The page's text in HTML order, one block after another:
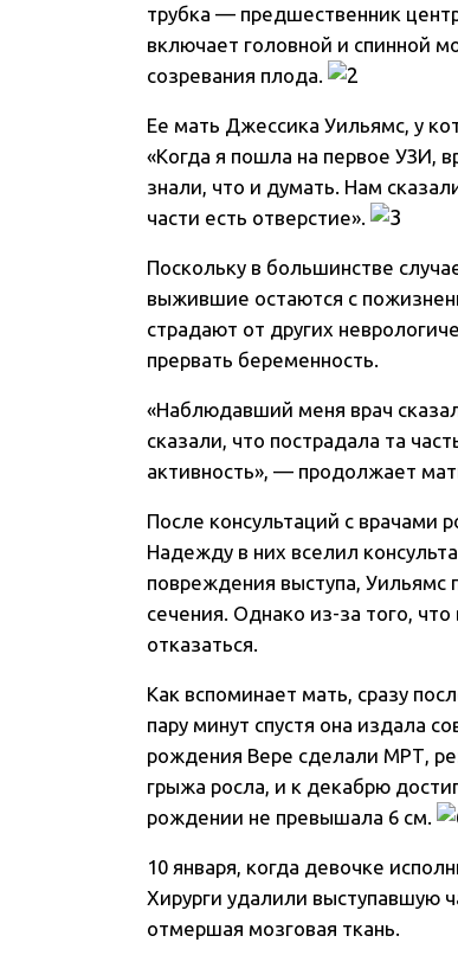
трубка — предшественник
включает головной и спинной
созревания плода.
Ее мать Джессика Уильямс, у
«Когда я пошла на первое УЗИ,
знали, что и думать. Нам
части есть отверстие».
Поскольку в большинстве
выжившие остаются с
страдают от других
прервать беременность.
«Наблюдавший меня врач
сказали, что пострадала та
активность», — продолжает
После консультаций с врачами
Надежду в них вселил
повреждения выступа, Уильямс
сечения. Однако из-за того,
отказаться.
Как вспоминает мать, сразу
пару минут спустя она издала
рождения Вере сделали МРТ,
грыжа росла, и к декабрю
рождении не превышала 6 см.
10 января, когда девочке
Хирурги удалили выступавшую
отмершая мозговая ткань.